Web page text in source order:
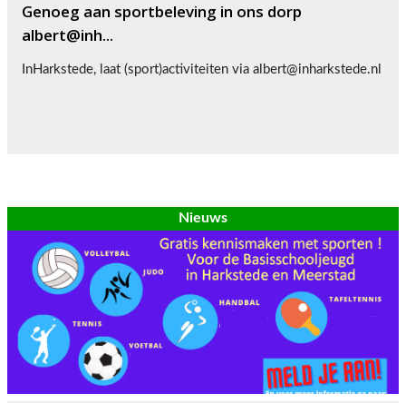
Genoeg aan sportbeleving in ons dorp
albert@inh...
InHarkstede, laat (sport)activiteiten via albert@inharkstede.nl
Nieuws